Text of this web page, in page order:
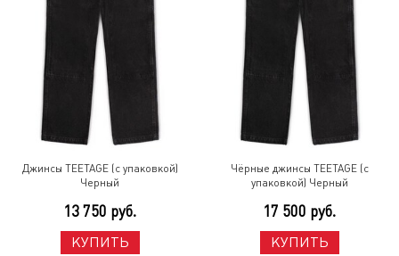
Джинсы TEETAGE (с упаковкой)
Черный
13 750 руб.
КУПИТЬ
Чёрные джинсы TEETAGE (с
упаковкой) Черный
17 500 руб.
КУПИТЬ